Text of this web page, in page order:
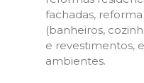
fachadas,
(banheiros,
e revestimentos,
ambientes.